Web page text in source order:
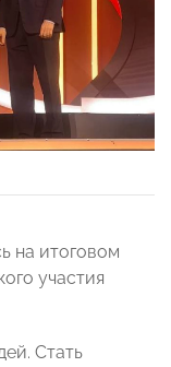
на итоговом
участия
Стать